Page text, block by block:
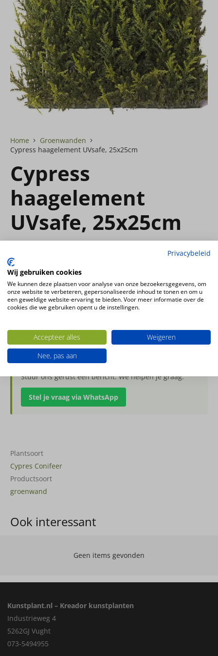
Home
Groenwanden
Cypress haagelement UVsafe, 25x25cm
Cypress
haagelement
UVsafe, 25x25cm
€15.00 Incl. BTW
op voorraad
haagelement
UVsafe,
25x25cm
Heb je een vraag over dit product?
Stuur ons gerust een bericht. We helpen je graag.
Stel je vraag via WhatsApp
Plantsoort
Cypres Conifeer
Productsoort
groenwand
Ook interessant
Geen items gevonden
Kunstplant.nl – Kreador kunstplanten
Industrieweg 4
5262GJ Vught
073-5494955
Privacybeleid
Wij gebruiken cookies
We kunnen deze plaatsen voor analyse van onze bezoekersgegevens, om
onze website te verbeteren, gepersonaliseerde inhoud te tonen en om u
een geweldige website-ervaring te bieden. Voor meer informatie over de
cookies die we gebruiken opent u de instellingen.
Accepteer alles
Weigeren
Nee, pas aan